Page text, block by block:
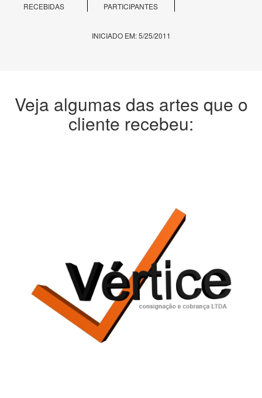
RECEBIDAS
PARTICIPANTES
INICIADO EM: 5/25/2011
Veja algumas das artes que o
cliente recebeu: